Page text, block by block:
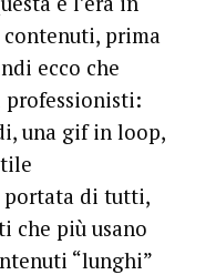
prima
ecco che
professionisti:
una gif in loop,
portata di tutti,
che più usano
“lunghi”